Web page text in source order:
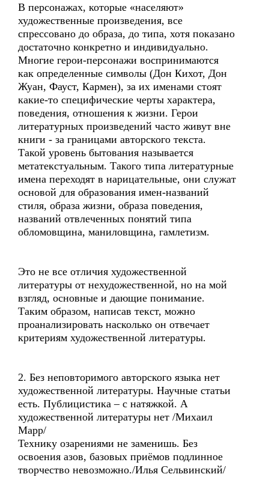
В персонажах, которые «населяют»
художественные произведения, все
спрессовано до образа, до типа, хотя показано
достаточно конкретно и индивидуально.
Многие герои-персонажи воспринимаются
как определенные символы (Дон Кихот, Дон
Жуан, Фауст, Кармен), за их именами стоят
какие-то специфические черты характера,
поведения, отношения к жизни. Герои
литературных произведений часто живут вне
книги - за границами авторского текста.
Такой уровень бытования называется
метатекстуальным. Такого типа литературные
имена переходят в нарицательные, они служат
основой для образования имен-названий
стиля, образа жизни, образа поведения,
названий отвлеченных понятий типа
обломовщина, маниловщина, гамлетизм.
Это не все отличия художественной
литературы от нехудожественной, но на мой
взгляд, основные и дающие понимание.
Таким образом, написав текст, можно
проанализировать насколько он отвечает
критериям художественной литературы.
2. Без неповторимого авторского языка нет
художественной литературы. Научные статьи
есть. Публицистика – с натяжкой. А
художественной литературы нет /Михаил
Марр/
Технику озарениями не заменишь. Без
освоения азов, базовых приёмов подлинное
творчество невозможно./Илья Сельвинский/